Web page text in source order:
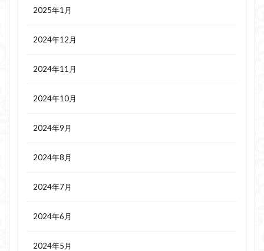
2025年1月
2024年12月
2024年11月
2024年10月
2024年9月
2024年8月
2024年7月
2024年6月
2024年5月